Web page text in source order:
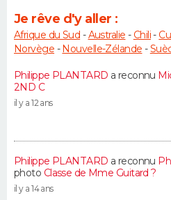
Je rêve d'y aller :
Afrique du Sud -Australie - Chili-
Norvège - Nouvelle-Zélande -
Philippe PLANTARD a reconnu
2ND C
il y a 12 ans
Philippe PLANTARD a reconnu
photo Classe de Mme Guitard ?
il y a 14 ans